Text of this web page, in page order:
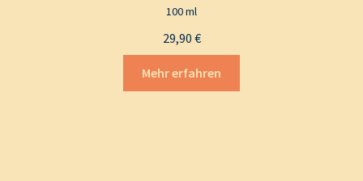
100 ml
29,90 €
Mehr erfahren